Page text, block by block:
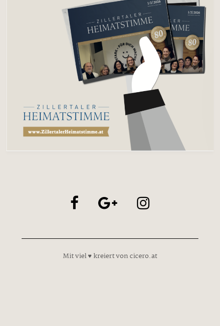
Mit viel ♥ kreiert von cicero.at